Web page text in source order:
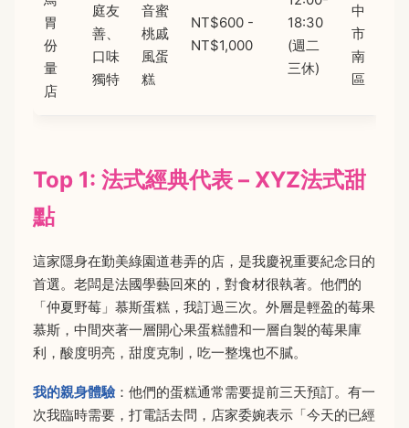
胃
份
量
店
庭友
善、
口味
獨特
音蜜
桃戚
風蛋
糕
NT$600 -
NT$1,000
18:30
(週二
三休)
中
市
南
區
Top 1: 法式經典代表 – XYZ法式甜
點
這家隱身在勤美綠園道巷弄的店，是我慶祝重要紀念日的
首選。老闆是法國學藝回來的，對食材很執著。他們的
「仲夏野莓」慕斯蛋糕，我訂過三次。外層是輕盈的莓果
慕斯，中間夾著一層開心果蛋糕體和一層自製的莓果庫
利，酸度明亮，甜度克制，吃一整塊也不膩。
我的親身體驗：他們的蛋糕通常需要提前三天預訂。有一
次我臨時需要，打電話去問，店家委婉表示「今天的已經